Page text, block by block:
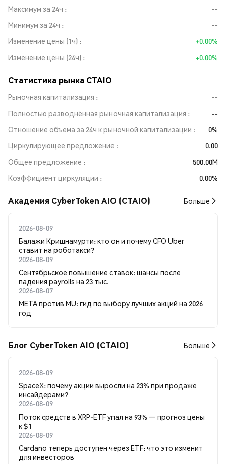
Максимум за 24ч
--
Минимум за 24ч
--
Изменение цены (1ч)
+0.00%
Изменение цены (24ч)
+0.00%
Статистика рынка CTAIO
Рыночная капитализация
--
Полностью разводнённая рыночная капитализация
--
Отношение объема за 24ч к рыночной капитализации
0%
Циркулирующее предложение
0.00
Общее предложение
500.00M
Коэффициент циркуляции
0.00%
Академия CyberToken AIO (CTAIO) Больше
2026-08-09
Балажи Кришнамурти: кто он и почему CFO Uber
ставит на роботакси?
2026-08-09
Сентябрьское повышение ставок: шансы после
падения payrolls на 23 тыс.
2026-08-07
META против MU: гид по выбору лучших акций на 2026
год
Блог CyberToken AIO (CTAIO) Больше
2026-08-09
SpaceX: почему акции выросли на 23% при продаже
инсайдерами?
2026-08-09
Поток средств в XRP-ETF упал на 93% — прогноз цены
к $1
2026-08-09
Cardano теперь доступен через ETF: что это изменит
для инвесторов